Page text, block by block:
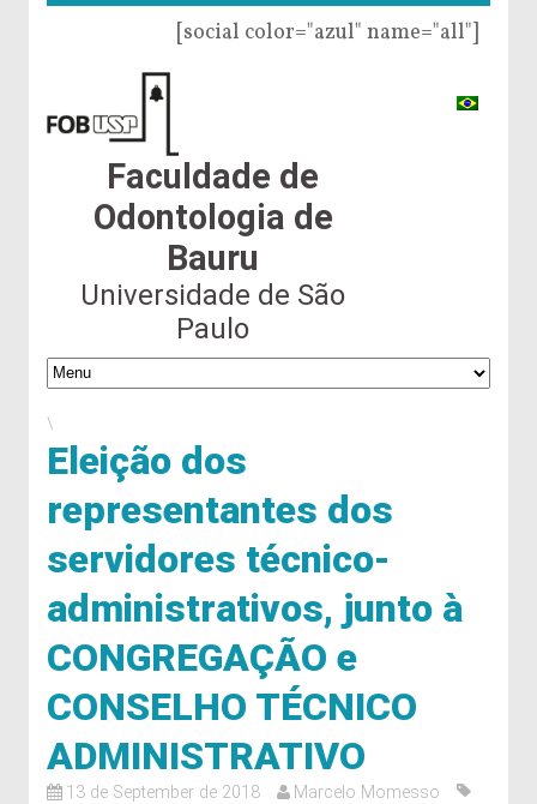
[social color="azul" name="all"]
Faculdade de
Odontologia de
Bauru
Universidade de São
Paulo
\
Eleição dos
representantes dos
servidores técnico-
administrativos, junto à
CONGREGAÇÃO e
CONSELHO TÉCNICO
ADMINISTRATIVO
13 de September de 2018
Marcelo Momesso